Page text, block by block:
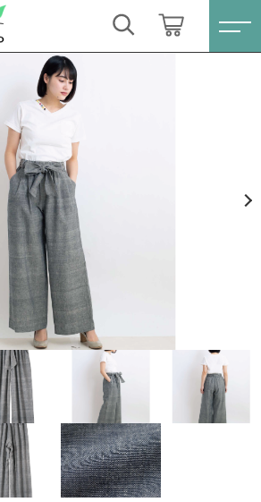
しました
ットンヘンプ シャンブレーワイドパンツ
〕（Peope Tree）
14,520円（税込）
ョッピングを続ける
カートを確認する
員登録
ノキ）シリーズ
ラシ・歯磨き粉
ごバッグ
スキンケア・石鹸
（土佐ヒノキ）シリーズ
ブル歯ブラシ・歯磨き粉
洗剤・食器用石鹸
タオル/ハンカチ
［奥会津］かごバッグ
カトラリー/食器
キーワード検索
こだわり検索
セール